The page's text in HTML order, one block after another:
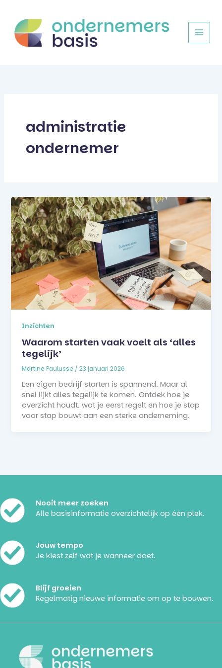
inhoud
administratie
ondernemer
Inzichten
Waarom starten vaak voelt als ‘alles
tegelijk’
Martine Paulusse /23 januari 2026
Een eigen bedrijf starten is spannend. Maar al
snel lijkt alles tegelijk te komen. Ontdek hoe je
overzicht houdt, wat je eerst regelt en hoe je stap
voor stap bouwt aan een sterke onderneming.
Nooit meer zoeken
Alle basisinformatie overzichtelijk op één plek.
Jouw tempo
Je kiest zelf wat je wanneer doet.
Blijf groeien
Regelmatig nieuwe informatie om op te bouwen.